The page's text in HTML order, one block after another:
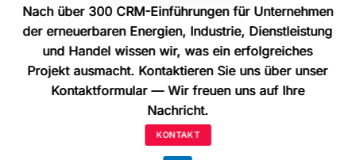
Nach über 300 CRM-Einführungen für Unternehmen
der erneuerbaren Energien, Industrie, Dienstleistung
und Handel wissen wir, was ein erfolgreiches
Projekt ausmacht. Kontaktieren Sie uns über unser
Kontaktformular— Wir freuen uns auf Ihre
Nachricht.
KONTAKT
Nach über 300 CRM-Einführungen für Unternehmen
der erneuerbaren Energien, Industrie, Dienstleistung
und Handel wissen wir, was ein erfolgreiches
Projekt ausmacht. Kontaktieren Sie uns über unser
Kontaktformular— Wir freuen uns auf Ihre
Nachricht.
KONTAKT